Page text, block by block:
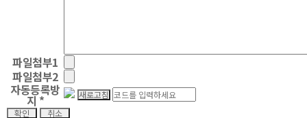
파일첨부1
파일첨부2
자동등록방
지 *